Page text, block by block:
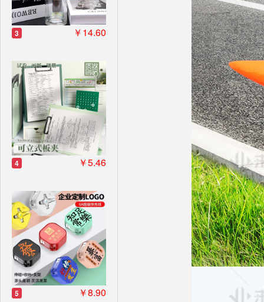
3 ￥14.60
4 ￥5.46
5 ￥8.90